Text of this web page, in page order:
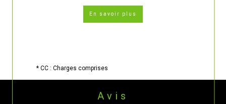
En savoir plus
* CC : Charges comprises
Avis